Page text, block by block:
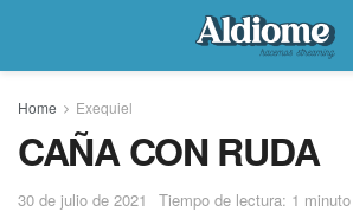
Home Exequiel
CAÑA CON RUDA
30 de julio de 2021 Tiempo de lectura: 1 minuto